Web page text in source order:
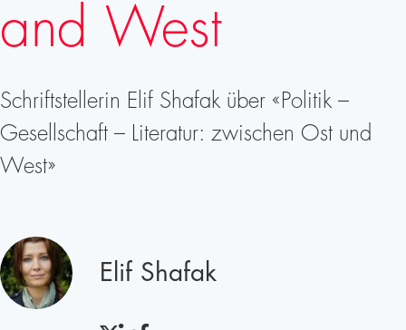
and West
Schriftstellerin Elif Shafak über «Politik –
Gesellschaft – Literatur: zwischen Ost und
West»
Elif Shafak